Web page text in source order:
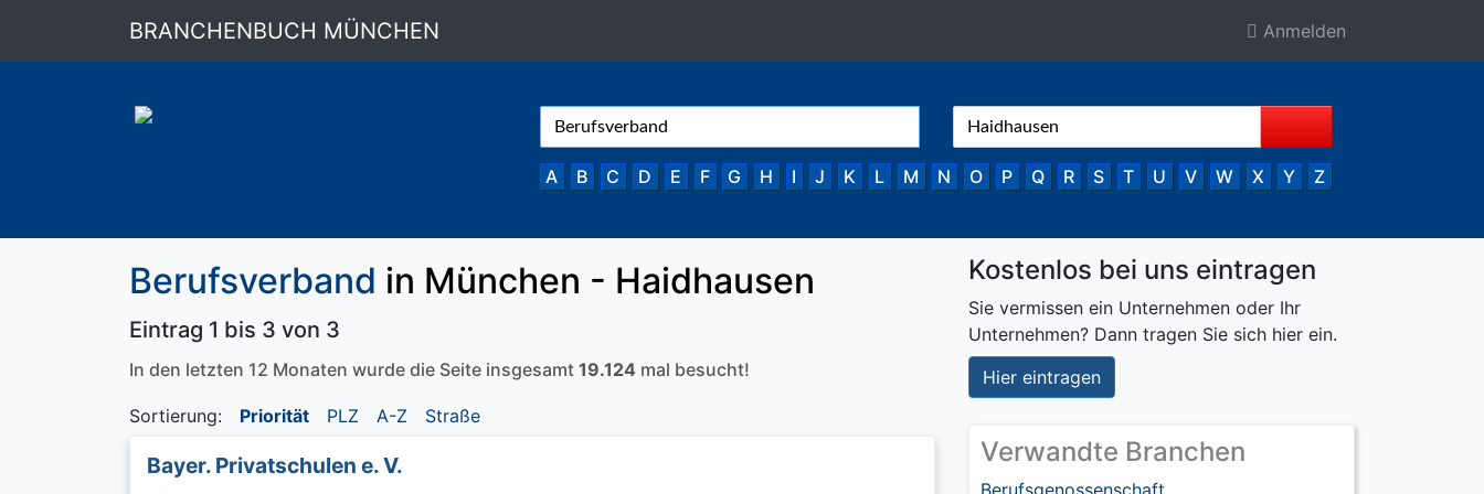
BRANCHENBUCH MÜNCHEN Anmelden
A B C D E F G H I J K L M N O P Q R S T U V W X Y Z
Berufsverband in München - Haidhausen
Eintrag 1 bis 3 von 3
In den letzten 12 Monaten wurde die Seite insgesamt 19.124 mal besucht!
Sortierung: Priorität PLZ A-Z Straße
Bayer. Privatschulen e. V.
Kostenlos bei uns eintragen
Sie vermissen ein Unternehmen oder Ihr
Unternehmen? Dann tragen Sie sich hier ein.
Hier eintragen
Verwandte Branchen
Berufsgenossenschaft